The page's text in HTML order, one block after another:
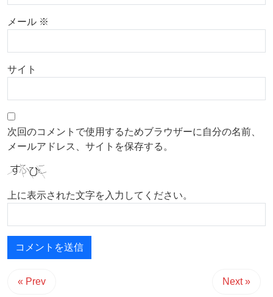
メール ※
サイト
次回のコメントで使用するためブラウザーに自分の名前、
メールアドレス、サイトを保存する。
上に表示された文字を入力してください。
« Prev Next »